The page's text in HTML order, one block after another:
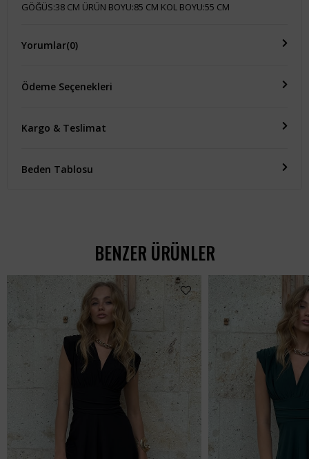
GÖĞÜS:38 CM ÜRÜN BOYU:85 CM KOL BOYU:55 CM
Yorumlar(0)
Ödeme Seçenekleri
Kargo & Teslimat
Beden Tablosu
BENZER ÜRÜNLER